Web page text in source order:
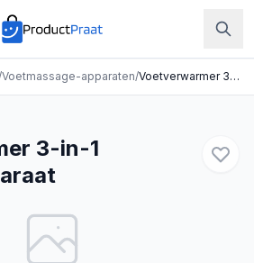
Voetmassage-apparaten/ Voetverwarmer 3-in-1 Massageapparaat
3-in-1